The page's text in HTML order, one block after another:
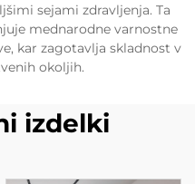
sejami zdravljenja. Ta
mednarodne varnostne
kar zagotavlja skladnost v
okoljih.
izdelki